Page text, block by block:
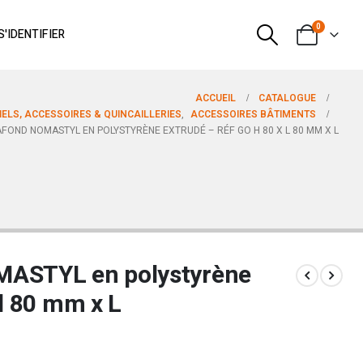
0
ACCUEIL
CATALOGUE
ACCESSOIRES & QUINCAILLERIES, ACCESSOIRES BÂTIMENTS
NOMASTYL EN POLYSTYRÈNE EXTRUDÉ – RÉF GO H 80 X L 80 MM X L
en polystyrène
80 mm x L